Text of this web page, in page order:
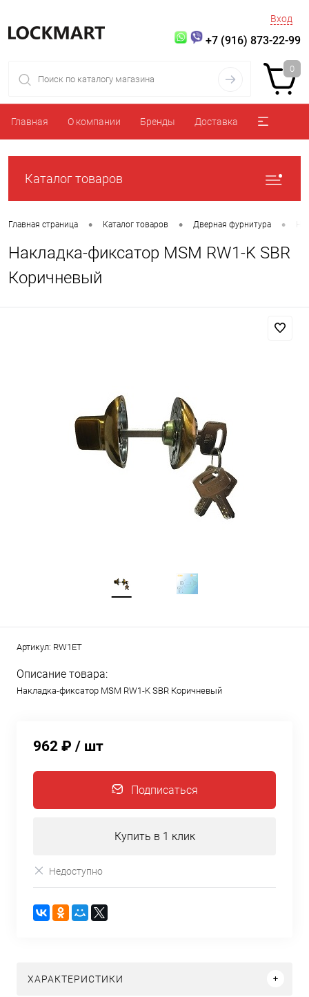
Вход
+7 (916) 873-22-99
0
Главная О компании Бренды Доставка
Каталог товаров
Главная страница • Каталог товаров • Дверная фурнитура •
Накладка-фиксатор MSM RW1-K SBR
Коричневый
Артикул: RW1ET
Описание товара:
Накладка-фиксатор MSM RW1-K SBR Коричневый
962 ₽ / шт
Подписаться
Купить в 1 клик
Недоступно
ХАРАКТЕРИСТИКИ